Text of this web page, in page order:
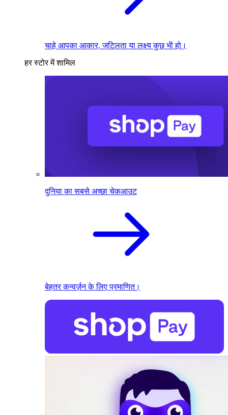
चाहे आपका आकार, जटिलता या लक्ष्य कुछ भी हो।
हर स्टोर में शामिल
दुनिया का सबसे अच्छा चेकआउट
बेहतर कन्वर्ज़न के लिए प्रमाणित।